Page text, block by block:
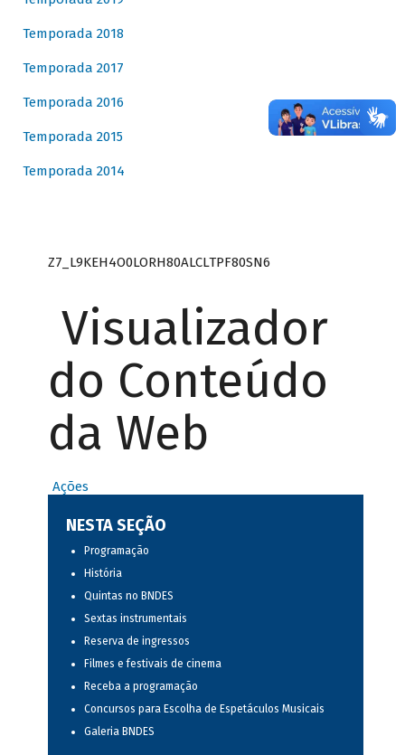
Temporada 2018
Temporada 2017
Temporada 2016
Temporada 2015
Temporada 2014
Z7_L9KEH4O0LORH80ALCLTPF80SN6
Visualizador
do Conteúdo
da Web
Ações
NESTA SEÇÃO
Programação
História
Quintas no BNDES
Sextas instrumentais
Reserva de ingressos
Filmes e festivais de cinema
Receba a programação
Concursos para Escolha de Espetáculos Musicais
Galeria BNDES